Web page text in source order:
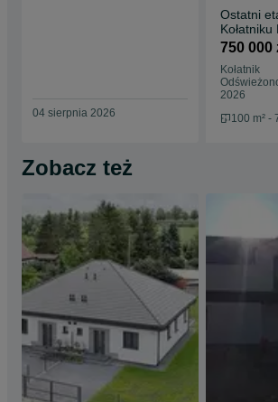
dobra alternatywa dla mieszkania, niższe
Możliwość rezerwacji wybranego lokalu.
Zapraszam do kontaktu w celu uzyskania
04 sierpnia 2026
Ostatni
Kołatniku
z działką
750 000
Kołatnik
2026
100 m² -
Zobacz też